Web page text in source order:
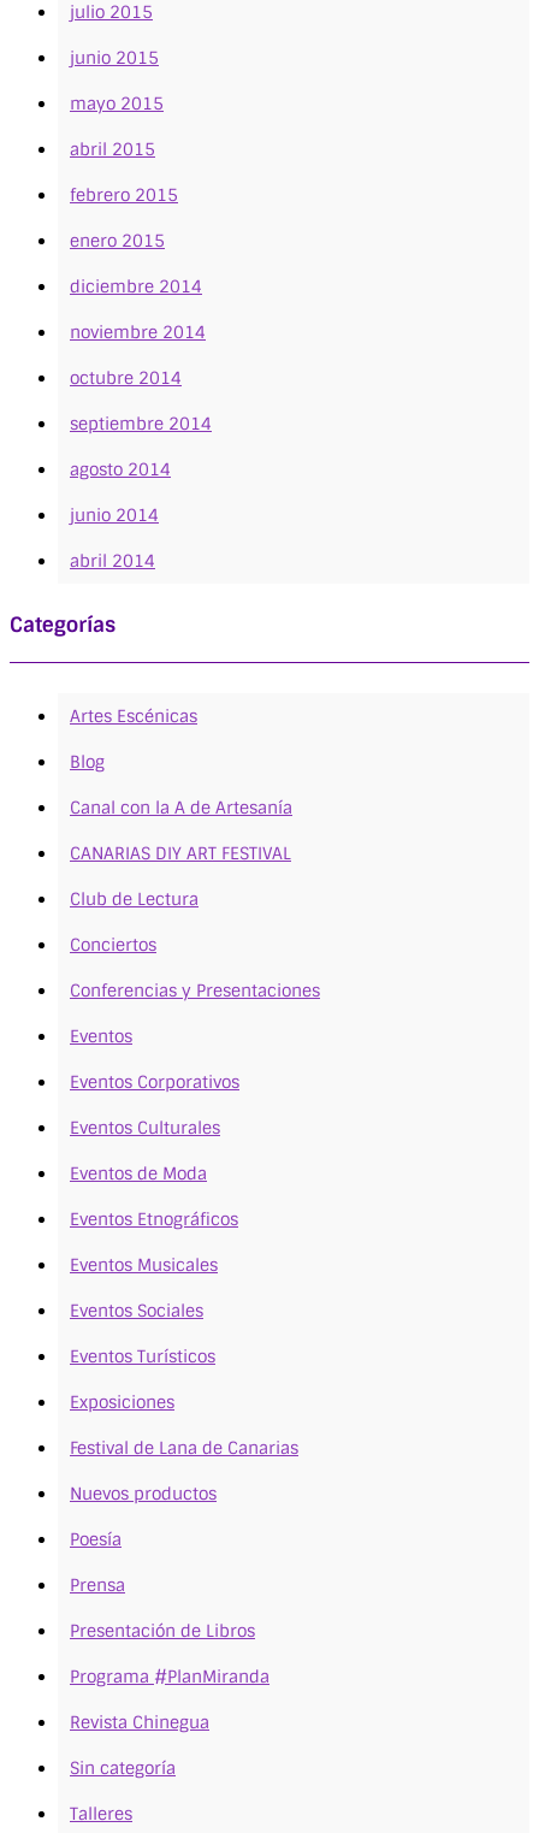
julio 2015
junio 2015
mayo 2015
abril 2015
febrero 2015
enero 2015
diciembre 2014
noviembre 2014
octubre 2014
septiembre 2014
agosto 2014
junio 2014
abril 2014
Categorías
Artes Escénicas
Blog
Canal con la A de Artesanía
CANARIAS DIY ART FESTIVAL
Club de Lectura
Conciertos
Conferencias y Presentaciones
Eventos
Eventos Corporativos
Eventos Culturales
Eventos de Moda
Eventos Etnográficos
Eventos Musicales
Eventos Sociales
Eventos Turísticos
Exposiciones
Festival de Lana de Canarias
Nuevos productos
Poesía
Prensa
Presentación de Libros
Programa #PlanMiranda
Revista Chinegua
Sin categoría
Talleres